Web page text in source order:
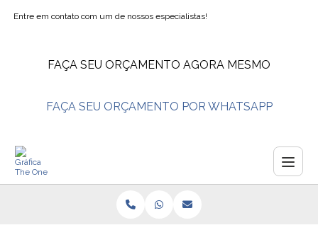
Entre em contato com um de nossos especialistas!
FAÇA SEU ORÇAMENTO AGORA MESMO
FAÇA SEU ORÇAMENTO POR WHATSAPP